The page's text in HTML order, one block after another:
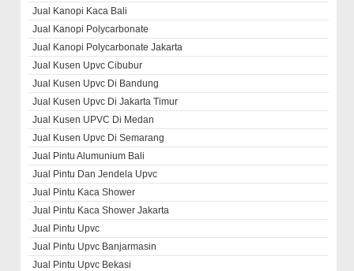
Jual Kanopi Kaca Bali
Jual Kanopi Polycarbonate
Jual Kanopi Polycarbonate Jakarta
Jual Kusen Upvc Cibubur
Jual Kusen Upvc Di Bandung
Jual Kusen Upvc Di Jakarta Timur
Jual Kusen UPVC Di Medan
Jual Kusen Upvc Di Semarang
Jual Pintu Alumunium Bali
Jual Pintu Dan Jendela Upvc
Jual Pintu Kaca Shower
Jual Pintu Kaca Shower Jakarta
Jual Pintu Upvc
Jual Pintu Upvc Banjarmasin
Jual Pintu Upvc Bekasi